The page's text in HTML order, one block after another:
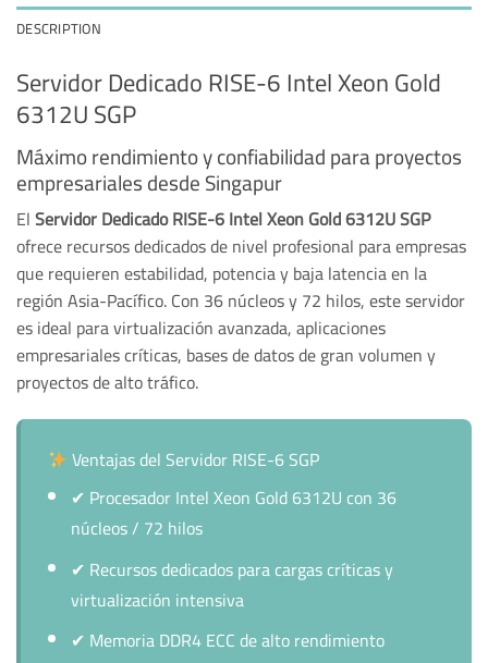
DESCRIPTION
Servidor Dedicado RISE-6 Intel Xeon Gold
6312U SGP
Máximo rendimiento y confiabilidad para proyectos
empresariales desde Singapur
ElServidor Dedicado RISE-6 Intel Xeon Gold 6312U SGP
ofrece recursos dedicados de nivel profesional para empresas
que requieren estabilidad, potencia y baja latencia en la
región Asia-Pacífico. Con 36 núcleos y 72 hilos, este servidor
es ideal para virtualización avanzada, aplicaciones
empresariales críticas, bases de datos de gran volumen y
proyectos de alto tráfico.
Ventajas del Servidor RISE-6 SGP
✔ Procesador Intel Xeon Gold 6312U con 36
núcleos / 72 hilos
✔ Recursos dedicados para cargas críticas y
virtualización intensiva
✔ Memoria DDR4 ECC de alto rendimiento